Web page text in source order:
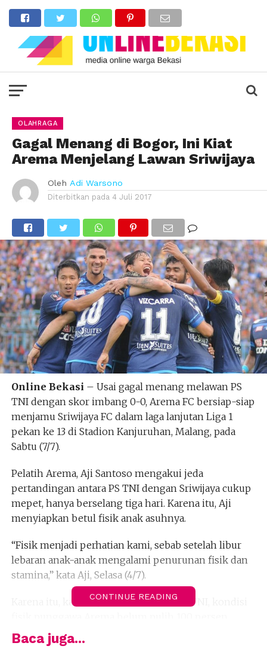
OLAHRAGA
Gagal Menang di Bogor, Ini Kiat
Arema Menjelang Lawan Sriwijaya
Oleh Adi Warsono
Diterbitkan pada 4 Juli 2017
Online Bekasi – Usai gagal menang melawan PS
TNI dengan skor imbang 0-0, Arema FC bersiap-siap
menjamu Sriwijaya FC dalam laga lanjutan Liga 1
pekan ke 13 di Stadion Kanjuruhan, Malang, pada
Sabtu (7/7).
Pelatih Arema, Aji Santoso mengakui jeda
pertandingan antara PS TNI dengan Sriwijaya cukup
mepet, hanya berselang tiga hari. Karena itu, Aji
menyiapkan betul fisik anak asuhnya.
“Fisik menjadi perhatian kami, sebab setelah libur
lebaran anak-anak mengalami penurunan fisik dan
stamina,” kata Aji, Selasa (4/7).
Karena itu, kata dia, ketika melawan PS TNI, kondisi
seperti sebelum lebaran. Namun, hasil imbang
sudah cukup sebagai modal melawan Sriwijaya,
CONTINUE READING
Baca juga...